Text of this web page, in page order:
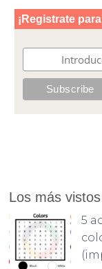
Los más vistos
5